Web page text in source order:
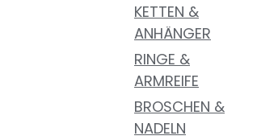
KETTEN &
ANHÄNGER
RINGE &
ARMREIFE
BROSCHEN &
NADELN